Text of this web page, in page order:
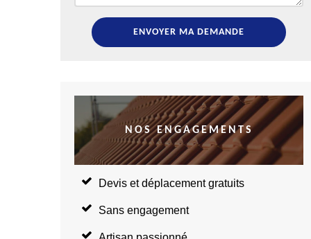
NOS ENGAGEMENTS
Devis et déplacement gratuits
Sans engagement